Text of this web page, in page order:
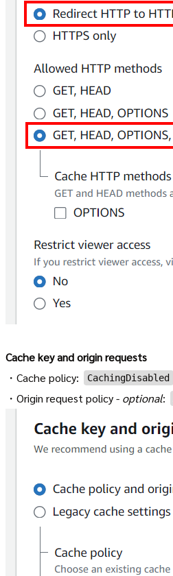
Cache key and origin requests
・Cache policy:
CachingDisabled
・Origin request policy - optional: